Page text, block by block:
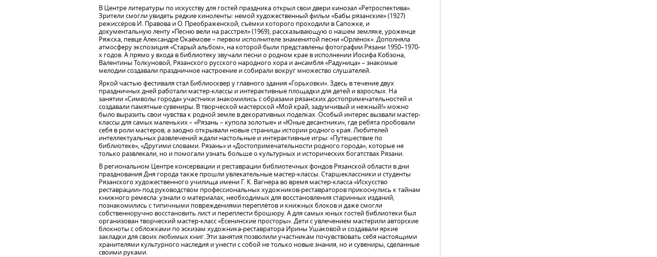
В Центре литературы по искусству для гостей праздника открыл свои двери кинозал «Ретроспектива».
Зрители смогли увидеть редкие киноленты: немой художественный фильм «Бабы рязанские» (1927)
режиссёров И. Правова и О. Преображенской, съёмки которого проходили в Сапожке, и
документальную ленту «Песню вели на расстрел» (1969), рассказывающую о нашем земляке, уроженце
Ряжска, певце Александре Окаёмове – первом исполнителе знаменитой песни «Орлёнок». Дополняла
атмосферу экспозиция «Старый альбом», на которой были представлены фотографии Рязани 1950–1970-
х годов. А прямо у входа в библиотеку звучали песни о родном крае в исполнении Иосифа Кобзона,
Валентины Толкуновой, Рязанского русского народного хора и ансамбля «Радуница» – знакомые
мелодии создавали праздничное настроение и собирали вокруг множество слушателей.
Яркой частью фестиваля стал Библиосквер у главного здания «Горьковки». Здесь в течение двух
праздничных дней работали мастер-классы и интерактивные площадки для детей и взрослых. На
занятии «Символы города» участники знакомились с образами рязанских достопримечательностей и
создавали памятные сувениры. В творческой мастерской «Мой край, задумчивый и нежный!» можно
было выразить свои чувства к родной земле в декоративных поделках. Особый интерес вызвали мастер-
классы для самых маленьких – «Рязань – купола золотые» и «Юные десантники», где ребята пробовали
себя в роли мастеров, а заодно открывали новые страницы истории родного края. Любителей
интеллектуальных развлечений ждали настольные и интерактивные игры: «Путешествие по
библиотеке», «Другими словами. Рязань» и «Достопримечательности родного города», которые не
только развлекали, но и помогали узнать больше о культурных и исторических богатствах Рязани.
В региональном Центре консервации и реставрации библиотечных фондов Рязанской области в дни
празднования Дня города также прошли увлекательные мастер-классы. Старшеклассники и студенты
Рязанского художественного училища имени Г. К. Вагнера во время мастер-класса «Искусство
реставрации» под руководством профессиональных художников-реставраторов прикоснулись к тайнам
книжного ремесла: узнали о материалах, необходимых для восстановления старинных изданий,
познакомились с типичными повреждениями переплётов и книжных блоков и даже смогли
собственноручно восстановить лист и переплести брошюру. А для самых юных гостей библиотеки был
организован творческий мастер-класс «Есенинские просторы». Дети с увлечением мастерили авторские
блокноты с обложками по эскизам художника-реставратора Ирины Ушаковой и создавали яркие
закладки для своих любимых книг. Эти занятия позволили участникам почувствовать себя настоящими
хранителями культурного наследия и унести с собой не только новые знания, но и сувениры, сделанные
своими руками.